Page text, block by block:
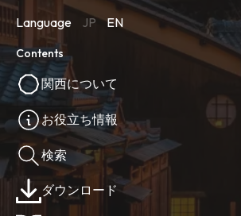
Language JP EN
Contents
関西について
お役立ち情報
検索
ダウンロード